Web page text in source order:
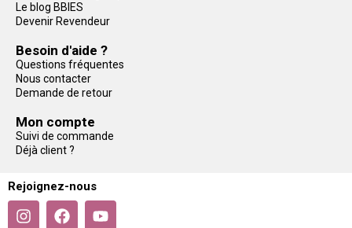
Le blog BBIES
Devenir Revendeur
Besoin d'aide ?
Questions fréquentes
Nous contacter
Demande de retour
Mon compte
Suivi de commande
Déjà client ?
Rejoignez-nous